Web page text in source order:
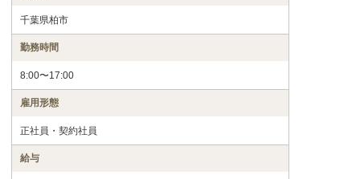
千葉県柏市
勤務時間
8:00〜17:00
雇用形態
正社員・契約社員
給与